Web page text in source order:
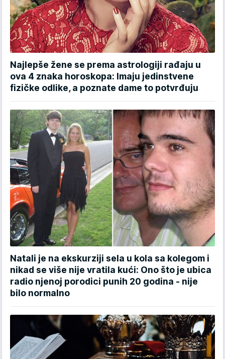
Najlepše žene se prema astrologiji rađaju u
ova 4 znaka horoskopa: Imaju jedinstvene
fizičke odlike, a poznate dame to potvrđuju
Natali je na ekskurziji sela u kola sa kolegom i
nikad se više nije vratila kući: Ono što je ubica
radio njenoj porodici punih 20 godina - nije
bilo normalno